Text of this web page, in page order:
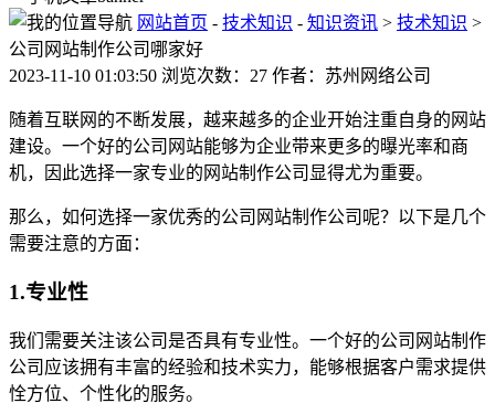
网站首页 - 技术知识 - 知识资讯 > 技术知识 >
公司网站制作公司哪家好
2023-11-10 01:03:50 浏览次数：27 作者：苏州网络公司
随着互联网的不断发展，越来越多的企业开始注重自身的网站
建设。一个好的公司网站能够为企业带来更多的曝光率和商
机，因此选择一家专业的网站制作公司显得尤为重要。
那么，如何选择一家优秀的公司网站制作公司呢？以下是几个
需要注意的方面：
1.专业性
我们需要关注该公司是否具有专业性。一个好的公司网站制作
公司应该拥有丰富的经验和技术实力，能够根据客户需求提供
恮方位、个性化的服务。